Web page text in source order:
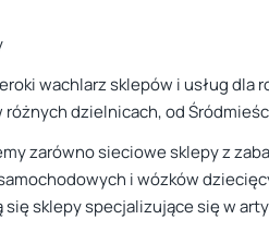
wachlarz sklepów i usług dla
dzielnicach, od
zarówno sieciowe sklepy z
i wózków
sklepy specjalizujące się w